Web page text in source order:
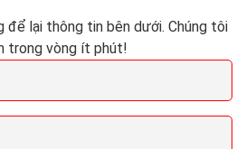
để lại thông tin bên dưới. Chúng tôi
trong vòng ít phút!